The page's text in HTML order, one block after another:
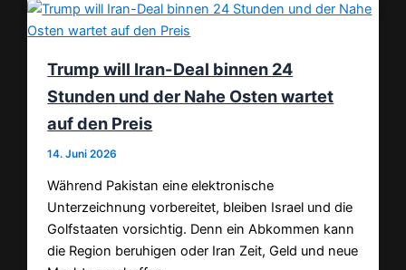
Trump will Iran-Deal binnen 24
Stunden und der Nahe Osten wartet
auf den Preis
14. Juni 2026
Während Pakistan eine elektronische
Unterzeichnung vorbereitet, bleiben Israel und die
Golfstaaten vorsichtig. Denn ein Abkommen kann
die Region beruhigen oder Iran Zeit, Geld und neue